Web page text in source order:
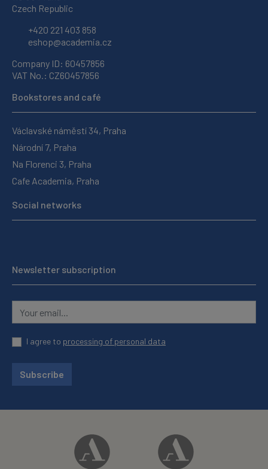
Czech Republic
+420 221 403 858
eshop@academia.cz
Company ID: 60457856
VAT No.: CZ60457856
Bookstores and café
Václavské náměstí 34, Praha
Národní 7, Praha
Na Florenci 3, Praha
Cafe Academia, Praha
Social networks
Newsletter subscription
I agree to processing of personal data
Subscribe